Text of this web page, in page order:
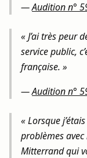
—Audition n°
« J’ai très peur
service public,
française. »
—Audition n°
« Lorsque
problèmes
Mitterrand qui